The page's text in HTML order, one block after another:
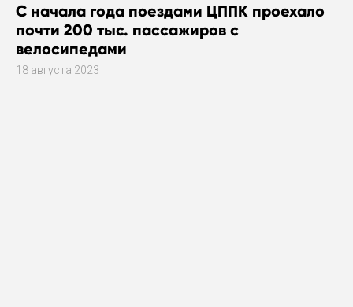
С начала года поездами ЦППК проехало
почти 200 тыс. пассажиров с
велосипедами
18 августа 2023